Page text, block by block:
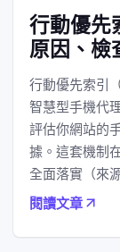
行動優先
原因、檢
行動優先索引
智慧型手機代
評估你網站的
據。這套機制
全面落實（來
閱讀文章